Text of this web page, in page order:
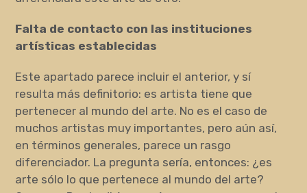
Falta de contacto con las instituciones
artísticas establecidas
Este apartado parece incluir el anterior, y sí
resulta más definitorio: es artista tiene que
pertenecer al mundo del arte. No es el caso de
muchos artistas muy importantes, pero aún así,
en términos generales, parece un rasgo
diferenciador. La pregunta sería, entonces: ¿es
arte sólo lo que pertenece al mundo del arte?